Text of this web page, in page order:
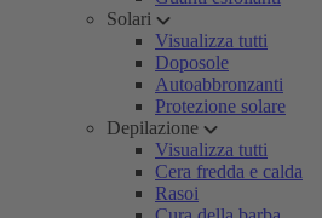
Solari
Visualizza tutti
Doposole
Autoabbronzanti
Protezione solare
Depilazione
Visualizza tutti
Cera fredda e calda
Rasoi